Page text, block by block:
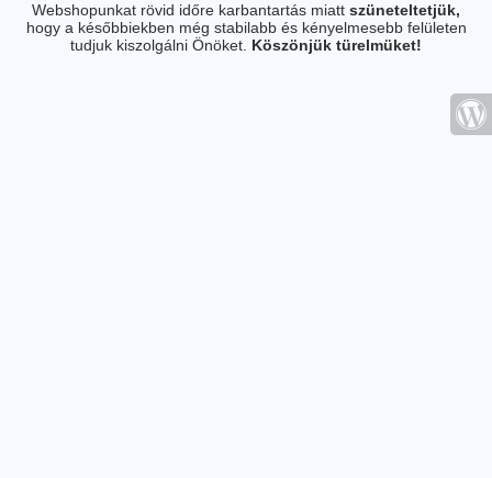
Webshopunkat rövid időre karbantartás miatt szüneteltetjük,
hogy a későbbiekben még stabilabb és kényelmesebb felületen
tudjuk kiszolgálni Önöket. Köszönjük türelmüket!